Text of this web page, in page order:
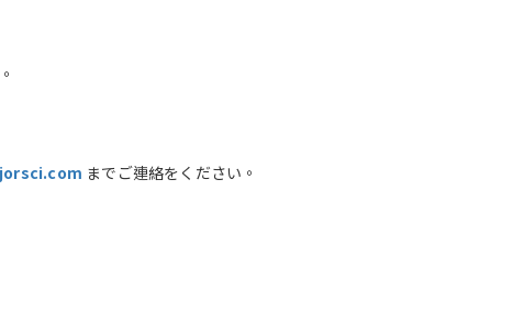
までご連絡をください。